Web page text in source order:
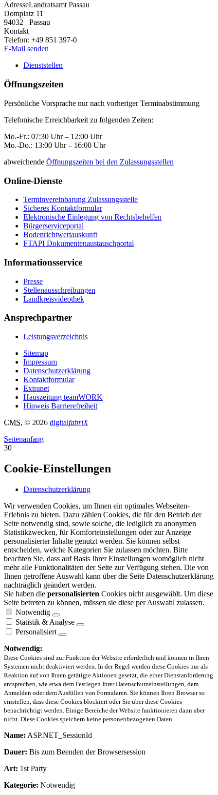
AdresseLandratsamt Passau
Domplatz 11
94032
Passau
Kontakt
Telefon: +49 851 397-0
E-Mail senden
Dienststellen
Öffnungszeiten
Persönliche Vorsprache nur nach vorheriger Terminabstimmung
Telefonische Erreichbarkeit zu folgenden Zeiten:
Mo.-Fr.: 07:30 Uhr – 12:00 Uhr
Mo.-Do.: 13:00 Uhr – 16:00 Uhr
abweichende Öffnungszeiten bei den Zulassungsstellen
Online-Dienste
Terminvereinbarung Zulassungsstelle
Sicheres Kontaktformular
Elektronische Einlegung von Rechtsbehelfen
Bürgerserviceportal
Bodenrichtwertauskunft
FTAPI Dokumentenaustauschportal
Informationsservice
Presse
Stellenausschreibungen
Landkreisvideothek
Ansprechpartner
Leistungsverzeichnis
Sitemap
Impressum
Datenschutzerklärung
Kontaktformular
Extranet
Hauszeitung teamWORK
Hinweis Barrierefreiheit
CMS, © 2026 digitalfabriX
Seitenanfang
30
Cookie-Einstellungen
Datenschutzerklärung
Wir verwenden Cookies, um Ihnen ein optimales Webseiten-
Erlebnis zu bieten. Dazu zählen Cookies, die für den Betrieb der
Seite notwendig sind, sowie solche, die lediglich zu anonymen
Statistikzwecken, für Komforteinstellungen oder zur Anzeige
personalisierter Inhalte genutzt werden. Sie können selbst
entscheiden, welche Kategorien Sie zulassen möchten. Bitte
beachten Sie, dass auf Basis Ihrer Einstellungen womöglich nicht
mehr alle Funktionalitäten der Seite zur Verfügung stehen. Die von
Ihnen getroffene Auswahl kann über die Seite Datenschutzerklärung
nachträglich geändert werden.
Sie haben die personalisierten Cookies nicht ausgewählt. Um diese
Seite betreten zu können, müssen sie diese per Auswahl zulassen.
Notwendig
Statistik & Analyse
Personalisiert
Notwendig:
Diese Cookies sind zur Funktion der Website erforderlich und können in Ihren
Systemen nicht deaktiviert werden. In der Regel werden diese Cookies nur als
Reaktion auf von Ihnen getätigte Aktionen gesetzt, die einer Dienstanforderung
entsprechen, wie etwa dem Festlegen Ihrer Datenschutzeinstellungen, dem
Anmelden oder dem Ausfüllen von Formularen. Sie können Ihren Browser so
einstellen, dass diese Cookies blockiert oder Sie über diese Cookies
benachrichtigt werden. Einige Bereiche der Website funktionieren dann aber
nicht. Diese Cookies speichern keine personenbezogenen Daten.
Name: ASP.NET_SessionId
Dauer: Bis zum Beenden der Browsersession
Art: 1st Party
Kategorie: Notwendig